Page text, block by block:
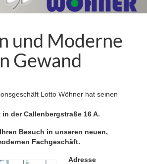
und Moderne
Gewand
Lotto Wöhner hat seinen
der Callenbergstraße 16 A.
Besuch in unseren neuen,
Fachgeschäft.
Adresse